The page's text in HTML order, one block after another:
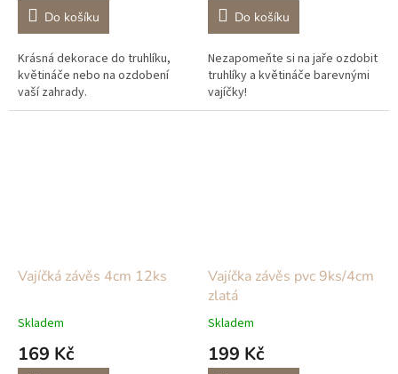
Do košíku
Krásná dekorace do truhlíku,
květináče nebo na ozdobení
vaší zahrady.
Do košíku
Nezapomeňte si na jaře ozdobit
truhlíky a květináče barevnými
vajíčky!
Vajíčká závěs 4cm 12ks
Skladem
169 Kč
Vajíčka závěs pvc 9ks/4cm
zlatá
Skladem
199 Kč